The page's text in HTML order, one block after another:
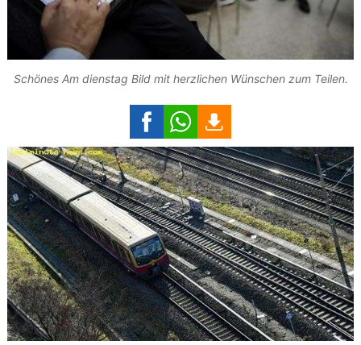
Schönes Am dienstag Bild mit herzlichen Wünschen zum Teilen.